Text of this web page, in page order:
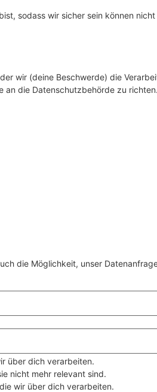
sodass wir sicher sein können
wir (deine Beschwerde) die
an die Datenschutzbehörde zu richten.
die Möglichkeit, unser
über dich verarbeiten.
nicht mehr relevant sind.
wir über dich verarbeiten.